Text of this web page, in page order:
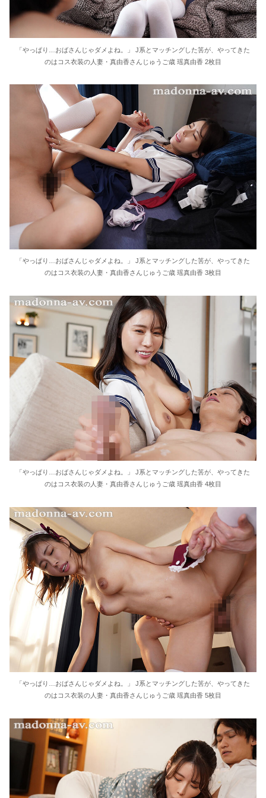
Powered by livedoor 相互RSS
「やっぱり…おばさんじゃダメよね。」 J系とマッチングした筈が、やってきた
のはコス衣装の人妻・真由香さんじゅうご歳 瑶真由香 2枚目
「やっぱり…おばさんじゃダメよね。」 J系とマッチングした筈が、やってきた
のはコス衣装の人妻・真由香さんじゅうご歳 瑶真由香 3枚目
「やっぱり…おばさんじゃダメよね。」 J系とマッチングした筈が、やってきた
のはコス衣装の人妻・真由香さんじゅうご歳 瑶真由香 4枚目
「やっぱり…おばさんじゃダメよね。」 J系とマッチングした筈が、やってきた
のはコス衣装の人妻・真由香さんじゅうご歳 瑶真由香 5枚目